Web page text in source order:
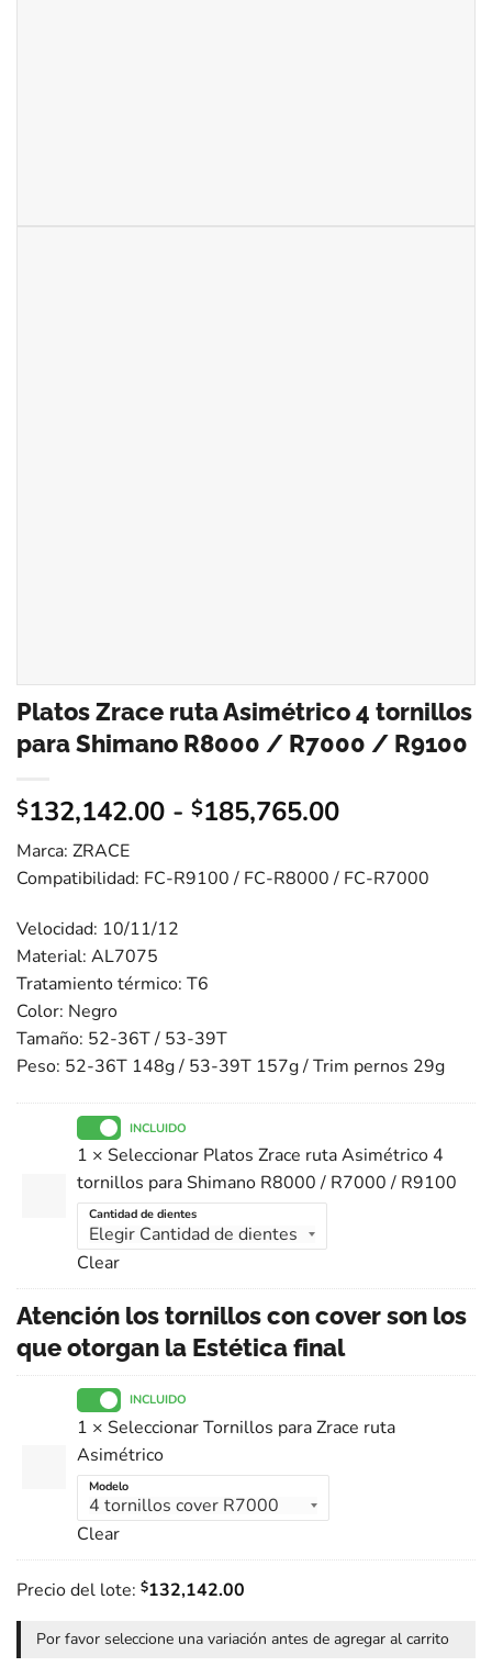
Platos Zrace ruta Asimétrico 4 tornillos
para Shimano R8000 / R7000 / R9100
$132,142.00 - $185,765.00
Marca: ZRACE
Compatibilidad: FC-R9100 / FC-R8000 / FC-R7000
Velocidad: 10/11/12
Material: AL7075
Tratamiento térmico: T6
Color: Negro
Tamaño: 52-36T / 53-39T
Peso: 52-36T 148g / 53-39T 157g / Trim pernos 29g
INCLUIDO
1 × Seleccionar Platos Zrace ruta Asimétrico 4
tornillos para Shimano R8000 / R7000 / R9100
Cantidad de dientes
Clear
Atención los tornillos con cover son los
que otorgan la Estética final
INCLUIDO
1 × Seleccionar Tornillos para Zrace ruta
Asimétrico
Modelo
Clear
Precio del lote: $132,142.00
Por favor seleccione una variación antes de agregar al carrito